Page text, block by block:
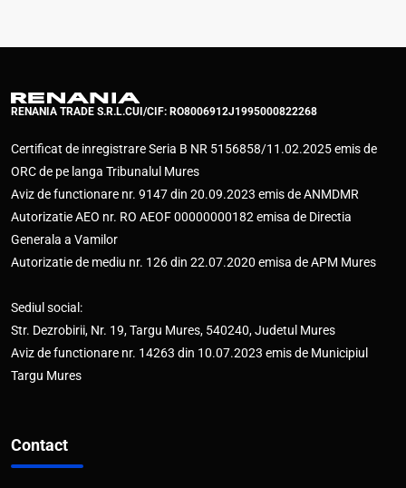
RENANIA TRADE S.R.L.CUI/CIF: RO8006912J1995000822268
Certificat de inregistrare Seria B NR 5156858/11.02.2025 emis de
ORC de pe langa Tribunalul Mures
Aviz de functionare nr. 9147 din 20.09.2023 emis de ANMDMR
Autorizatie AEO nr. RO AEOF 00000000182 emisa de Directia
Generala a Vamilor
Autorizatie de mediu nr. 126 din 22.07.2020 emisa de APM Mures
Sediul social:
Str. Dezrobirii, Nr. 19, Targu Mures, 540240, Judetul Mures
Aviz de functionare nr. 14263 din 10.07.2023 emis de Municipiul
Targu Mures
Contact